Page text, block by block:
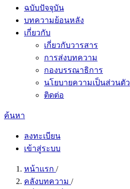
ฉบับปัจจุบัน
บทความย้อนหลัง
เกี่ยวกับ
เกี่ยวกับวารสาร
การส่งบทความ
กองบรรณาธิการ
นโยบายความเป็นส่วนตัว
ติดต่อ
ค้นหา
ลงทะเบียน
เข้าสู่ระบบ
หน้าแรก /
คลังบทความ /